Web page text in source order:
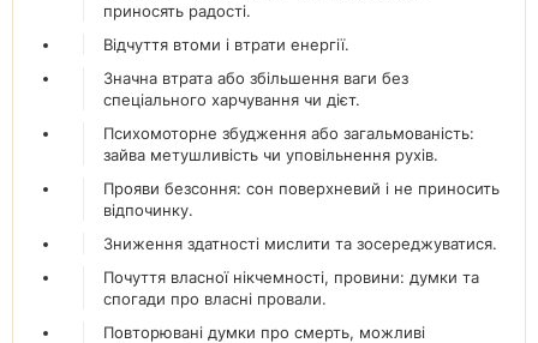
приносять радості.
Відчуття втоми і втрати енергії.
Значна втрата або збільшення ваги без
спеціального харчування чи дієт.
Психомоторне збудження або загальмованість:
зайва метушливість чи уповільнення рухів.
Прояви безсоння: сон поверхневий і не приносить
відпочинку.
Зниження здатності мислити та зосереджуватися.
Почуття власної нікчемності, провини: думки та
спогади про власні провали.
Повторювані думки про смерть, можливі